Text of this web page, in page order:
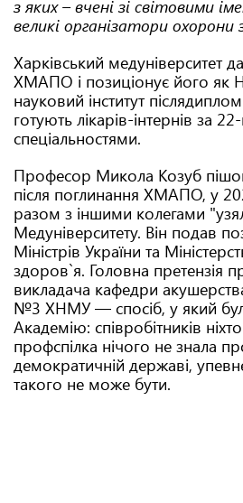
з яких – вчені зі світовими
великі організатори охорони
Харківський медуніверситет
ХМАПО і позиціонує його як
науковий інститут
готують лікарів-інтернів за
спеціальностями.
Професор Микола Козуб
після поглинання ХМАПО, у
разом з іншими колегами
Медуніверситету. Він подав
Міністрів України та
здоров`я. Головна претензія
викладача кафедри акушерства
№3 ХНМУ — спосіб, у який
Академію: співробітників
профспілка нічого не знала
демократичній державі,
такого не може бути.